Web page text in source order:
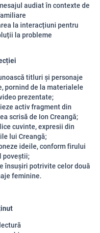
audiat în contexte de
la interacțiuni pentru
la probleme
titluri și personaje
pornind de la materialele
prezentate;
activ fragment din
scrisă de Ion Creangă;
cuvinte, expresii din
lui Creangă;
ideile, conform firului
poveștii;
însușiri potrivite celor două
feminine.